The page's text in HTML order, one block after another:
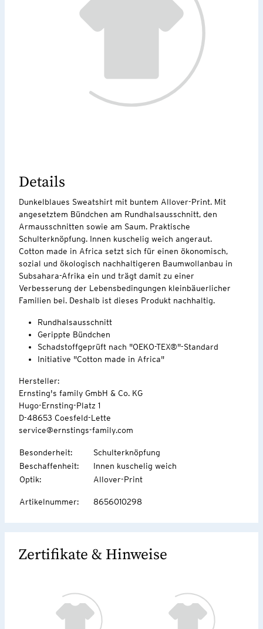
Details
Dunkelblaues Sweatshirt mit buntem Allover-Print. Mit
angesetztem Bündchen am Rundhalsausschnitt, den
Armausschnitten sowie am Saum. Praktische
Schulterknöpfung. Innen kuschelig weich angeraut.
Cotton made in Africa setzt sich für einen ökonomisch,
sozial und ökologisch nachhaltigeren Baumwollanbau in
Subsahara-Afrika ein und trägt damit zu einer
Verbesserung der Lebensbedingungen kleinbäuerlicher
Familien bei. Deshalb ist dieses Produkt nachhaltig.
Rundhalsausschnitt
Gerippte Bündchen
Schadstoffgeprüft nach "OEKO-TEX®"-Standard
Initiative "Cotton made in Africa"
Hersteller:
Ernsting's family GmbH & Co. KG
Hugo-Ernsting-Platz 1
D-48653 Coesfeld-Lette
service@ernstings-family.com
Besonderheit:
Schulterknöpfung
Beschaffenheit:
Innen kuschelig weich
Optik: Allover-Print
Artikelnummer: 8656010298
Zertifikate & Hinweise